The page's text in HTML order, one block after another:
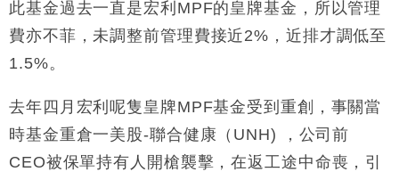
此基金過去一直是宏利MPF的皇牌基金，所以管理
費亦不菲，未調整前管理費接近2%，近排才調低至
1.5%。
去年四月宏利呢隻皇牌MPF基金受到重創，事關當
時基金重倉一美股-聯合健康（UNH) ，公司前
CEO被保單持有人開槍襲擊，在返工途中命喪，引